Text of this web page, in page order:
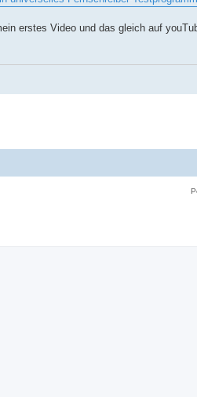
erstes Video und das gleich auf